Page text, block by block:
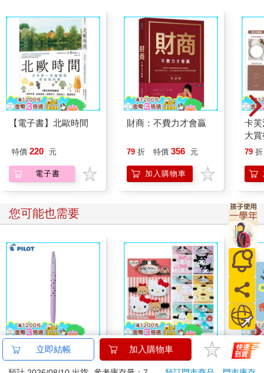
【電子書】北歐時間
特價 220 元
電子書
財商：不費力才會贏
79 折 特價 356 元
加入購物車
卡芙
大
藏
79 折
您可能也需要
百樂果汁筆0.5 PURE
聯名 葡萄(限量)
【日本 三麗鷗 Sanrio
】 三麗鷗人物 髮夾 (7
哩
(藍
立即結帳 加入購物車